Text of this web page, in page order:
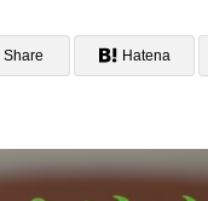
Share Hatena